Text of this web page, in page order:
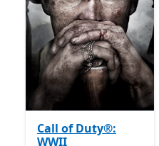
Call of Duty®:
WWII